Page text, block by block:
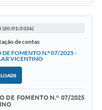
(20/01/2026)
de contas
DE FOMENTO N.º 07/2025 -
VICENTINO
DE FOMENTO N.º 07/2025